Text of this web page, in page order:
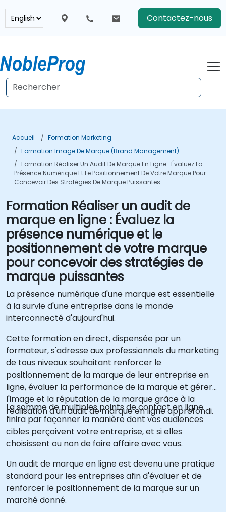
Contactez-nous
Accueil
Formation Marketing
Formation Image De Marque (Brand Management)
Formation Réaliser Un Audit De Marque En Ligne : Évaluez La
Présence Numérique Et Le Positionnement De Votre Marque Pour
Concevoir Des Stratégies De Marque Puissantes
Formation Réaliser un audit de
marque en ligne : Évaluez la
présence numérique et le
positionnement de votre marque
pour concevoir des stratégies de
marque puissantes
La présence numérique d'une marque est essentielle
à la survie d'une entreprise dans le monde
interconnecté d'aujourd'hui.
Cette formation en direct, dispensée par un
formateur, s'adresse aux professionnels du marketing
de tous niveaux souhaitant renforcer le
positionnement de la marque de leur entreprise en
ligne, évaluer la performance de la marque et gérer
l'image et la réputation de la marque grâce à la
réalisation d'un audit de marque en ligne approfondi.
La somme de multiples points de contact en ligne
finira par façonner la manière dont vos audiences
cibles perçoivent votre entreprise, et si elles
choisissent ou non de faire affaire avec vous.
Un audit de marque en ligne est devenu une pratique
standard pour les entreprises afin d'évaluer et de
renforcer le positionnement de la marque sur un
marché donné.